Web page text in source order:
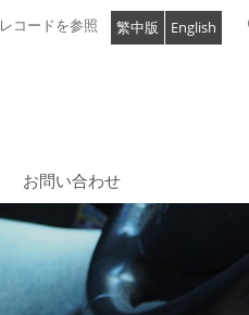
繁中版 English
レコードを参照
お問い合わせ